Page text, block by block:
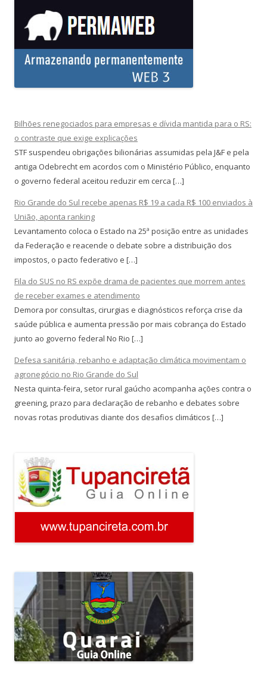
Bilhões renegociados para empresas e dívida mantida para o RS:
o contraste que exige explicações
STF suspendeu obrigações bilionárias assumidas pela J&F e pela
antiga Odebrecht em acordos com o Ministério Público, enquanto
o governo federal aceitou reduzir em cerca […]
Rio Grande do Sul recebe apenas R$ 19 a cada R$ 100 enviados à
União, aponta ranking
Levantamento coloca o Estado na 25ª posição entre as unidades
da Federação e reacende o debate sobre a distribuição dos
impostos, o pacto federativo e […]
Fila do SUS no RS expõe drama de pacientes que morrem antes
de receber exames e atendimento
Demora por consultas, cirurgias e diagnósticos reforça crise da
saúde pública e aumenta pressão por mais cobrança do Estado
junto ao governo federal No Rio […]
Defesa sanitária, rebanho e adaptação climática movimentam o
agronegócio no Rio Grande do Sul
Nesta quinta-feira, setor rural gaúcho acompanha ações contra o
greening, prazo para declaração de rebanho e debates sobre
novas rotas produtivas diante dos desafios climáticos […]